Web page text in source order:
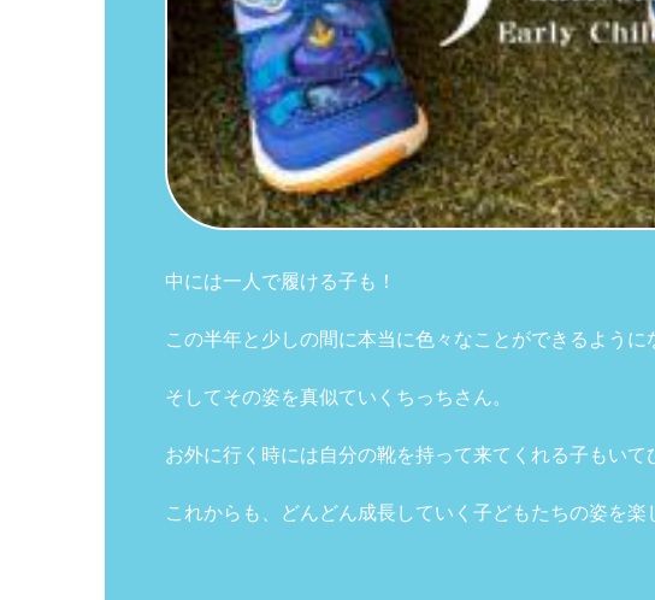
中には一人で履ける子も！
この半年と少しの間に本当に色々なことができるよう
そしてその姿を真似ていくちっちさん。
お外に行く時には自分の靴を持って来てくれる子もいて
これからも、どんどん成長していく子どもたちの姿を